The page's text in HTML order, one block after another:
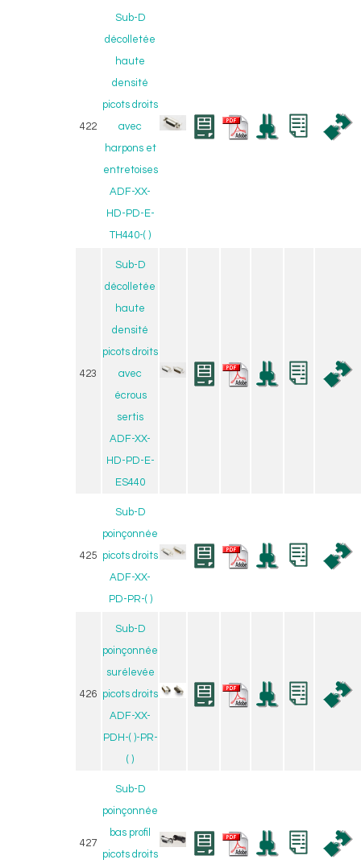
422
Sub-D
décolletée
haute
densité
picots droits
avec
harpons et
entretoises
ADF-XX-
HD-PD-E-
TH440-( )
423
Sub-D
décolletée
haute
densité
picots droits
avec
écrous
sertis
ADF-XX-
HD-PD-E-
ES440
425
Sub-D
poinçonnée
picots droits
ADF-XX-
PD-PR-( )
426
Sub-D
poinçonnée
surélevée
picots droits
ADF-XX-
PDH-( )-PR-
( )
427
Sub-D
poinçonnée
bas profil
picots droits